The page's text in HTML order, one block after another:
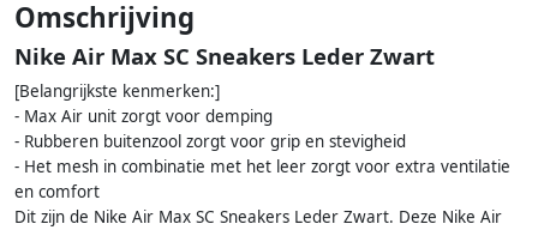
Omschrijving
Nike Air Max SC Sneakers Leder Zwart
[Belangrijkste kenmerken:]
- Max Air unit zorgt voor demping
- Rubberen buitenzool zorgt voor grip en stevigheid
- Het mesh in combinatie met het leer zorgt voor extra ventilatie
en comfort
Dit zijn de Nike Air Max SC Sneakers Leder Zwart. Deze Nike Air